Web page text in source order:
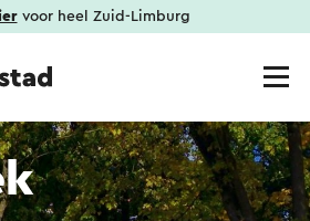
voor heel Zuid-Limburg